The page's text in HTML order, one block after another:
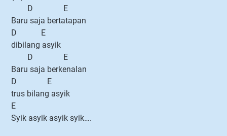
D E
Baru saja bertatapan
D E
dibilang asyik
D E
Baru saja berkenalan
D E
trus bilang asyik
E
Syik asyik asyik syik….